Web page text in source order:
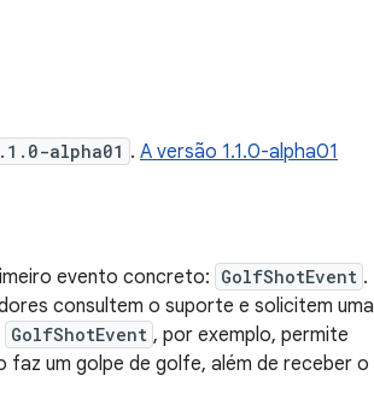
alpha01 . A versão 1.1.0-alpha01
evento concreto: GolfShotEvent .
consultem o suporte e solicitem uma
GolfShotEvent , por exemplo, permite
faz um golpe de golfe, além de receber o